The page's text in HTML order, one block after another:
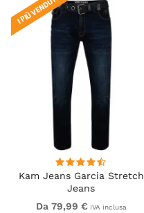
Kam Jeans Garcia Stretch
Jeans
I PIÙ VENDUTI!
Da 79,99 € IVA inclusa